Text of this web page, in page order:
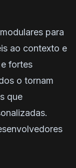
para
ao contexto e
fortes
o tornam
que